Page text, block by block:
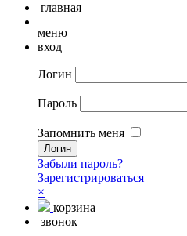
главная
меню
вход
Логин
Пароль
Запомнить меня
Забыли пароль?
Зарегистрироваться
×
корзина
звонок